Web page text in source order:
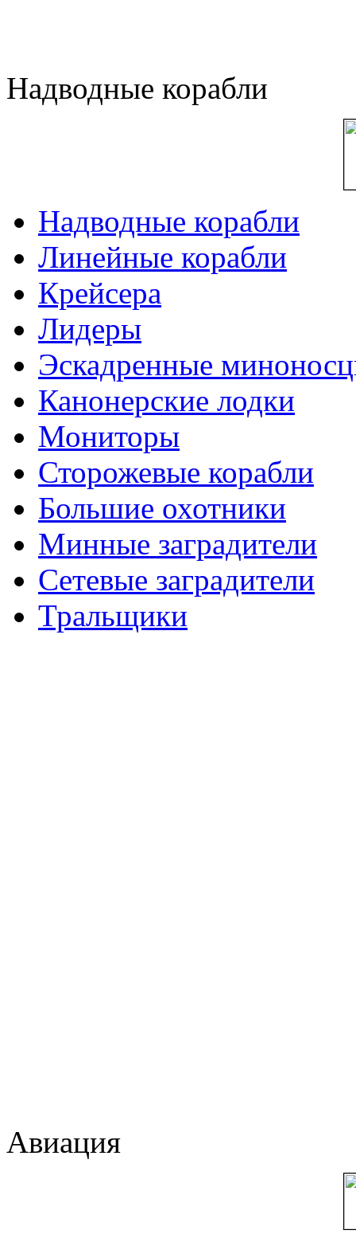
Надводные корабли
Надводные корабли
Линейные корабли
Крейсера
Лидеры
Эскадренные
Канонерские лодки
Мониторы
Сторожевые корабли
Большие охотники
Минные заградители
Сетевые заградители
Тральщики
Авиация